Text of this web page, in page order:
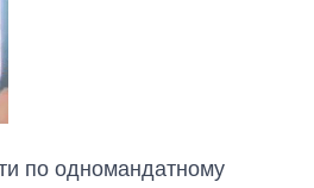
по одномандатному